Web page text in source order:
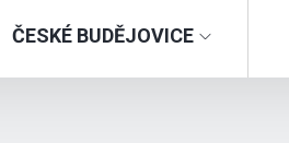
ČESKÉ BUDĚJOVICE